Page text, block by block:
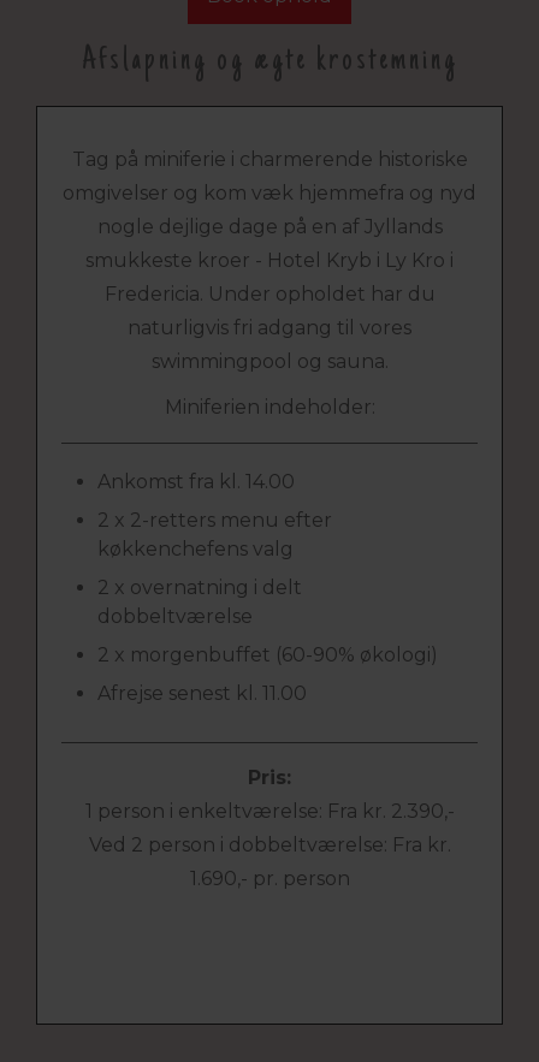
Afslapning og ægte krostemning
Tag på miniferie i charmerende historiske
omgivelser og kom væk hjemmefra og nyd
nogle dejlige dage på en af Jyllands
smukkeste kroer - Hotel Kryb i Ly Kro i
Fredericia. Under opholdet har du
naturligvis fri adgang til vores
swimmingpool og sauna.
Miniferien indeholder:
Ankomst fra kl. 14.00
2 x 2-retters menu efter
køkkenchefens valg
2 x overnatning i delt
dobbeltværelse
2 x morgenbuffet (60-90% økologi)
Afrejse senest kl. 11.00
Pris:
1 person i enkeltværelse: Fra kr. 2.390,-
Ved 2 person i dobbeltværelse: Fra kr.
1.690,- pr. person